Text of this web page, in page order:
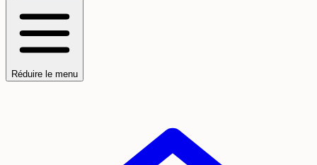
Réduire le menu